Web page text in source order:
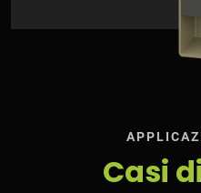
Casi